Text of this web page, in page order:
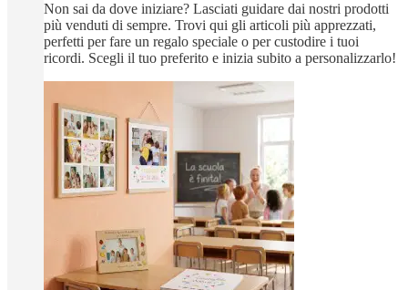
Non sai da dove iniziare? Lasciati guidare dai nostri prodotti
più venduti di sempre. Trovi qui gli articoli più apprezzati,
perfetti per fare un regalo speciale o per custodire i tuoi
ricordi. Scegli il tuo preferito e inizia subito a personalizzarlo!